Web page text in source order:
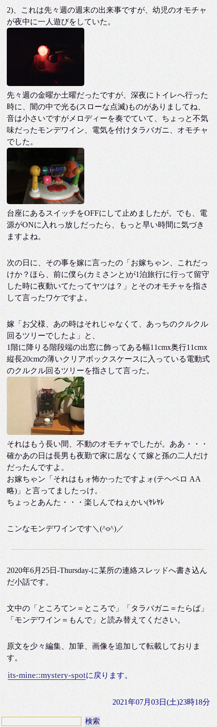
2)、これは先々週の週末の出来事ですが、幼児のオモチャ
が夜中に一人遊びをしていた。
先々週の金曜か土曜だったですが、深夜にトイレへ行った
時に、闇の中で光る(スローな点滅)ものがありましてね、
音は小さいですがメロディーを奏でていて、ちょっと不気
味だったモンデワイン、電気を付けタラバガニ、オモチャ
でした。
台座にあるスイッチをOFFにして止めましたが。でも、電
源がONに入れっ放しだったら、もっと早い時間に気づき
ますよね。
次の日に、その事を嫁に言ったの「お嫁ちゃン、これだっ
けか？ほら、前に僕ら(カミさンと)が1泊旅行に行って留守
した時に夜動いてたってヤツは？」とそのオモチャを指さ
して言ったワケですよ。
嫁「お父様、あの時はそれじゃなくて、あっちのクルクル
回るツリーでしたよ」と、
1階に降りる階段端の出窓に飾ってある幅11cmx奥行11cmx
縦長20cmの薄いクリアボックスケースに入っている電動式
のクルクル回るツリーを指さして言った。
それはもう長い間、不動のオモチャでしたが。ああ・・・
確かあの日は長男も夜勤で家に居なくて嫁と孫の二人だけ
だったんですよ。
お嫁ちゃン「それはもォ怖かったですよォ(テヘペロ AA
略)」と言ってましたっけ。
ちょっとあんた・・・楽しんでねぇかい(ﾔﾚﾔﾚ
こンなモンデワインです＼(^o^)／
2020年6月25日-Thursday-に某所の連絡スレッドへ書き込ん
だ小話です。
文中の「ところてン＝ところで」「タラバガニ＝たらば」
「モンデワイン＝もんで」と読み替えてください。
原文を少々編集、加筆、画像を追加して転載しておりま
す。
its-mine::mystery-spotに戻ります。
2021年07月03日(土)23時18分